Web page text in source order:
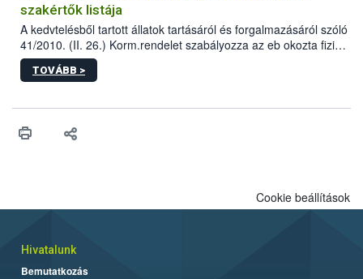
szakértők listája
A kedvtelésből tartott állatok tartásáról és forgalmazásáról szóló
41/2010. (II. 26.) Korm.rendelet szabályozza az eb okozta fizikai
sérülés, illetve ennek veszélye keletkezésekor felmerülő
hatósági feladatokat, valamint a veszélyes eb tartását és annak
vonni az ebek viselkedésének megítélésében jártas szakértőt.
TOVÁBB >
Cookie beállítások
Hivatalunk
Bemutatkozás